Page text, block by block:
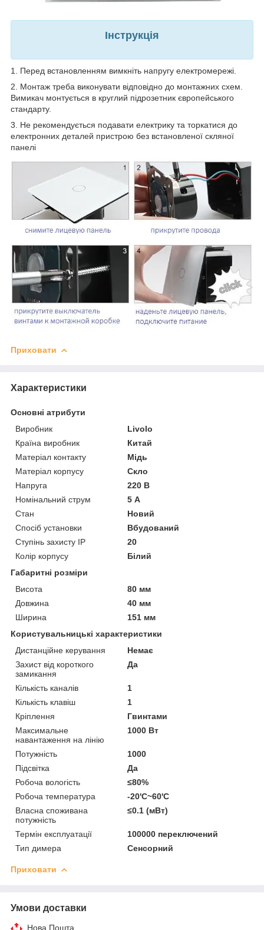
Інструкція
1. Перед встановленням вимкніть напругу електромережі.
2. Монтаж треба виконувати відповідно до монтажних схем.
Вимикач монтується в круглий підрозетник європейського
стандарту.
3. Не рекомендується подавати електрику та торкатися до
електронних деталей пристрою без встановленої скляної
панелі
Приховати
Характеристики
Основні атрибути
Виробник
Livolo
Країна виробник
Китай
Матеріал контакту
Мідь
Матеріал корпусу
Скло
Напруга
220 В
Номінальний струм
5 А
Стан
Новий
Спосіб установки
Вбудований
Ступінь захисту IP
20
Колір корпусу
Білий
Габаритні розміри
Висота
80 мм
Довжина
40 мм
Ширина
151 мм
Користувальницькі характеристики
Дистанційне керування
Немає
Захист від короткого
замикання
Да
Кількість каналів
1
Кількість клавіш
1
Кріплення
Гвинтами
Максимальне
навантаження на лінію
1000 Вт
Потужність
1000
Підсвітка
Да
Робоча вологість
≤80%
Робоча температура
-20'C~60'C
Власна споживана
потужність
≤0.1 (мВт)
Термін експлуатації
100000 переключений
Тип димера
Сенсорний
Приховати
Умови доставки
Нова Пошта